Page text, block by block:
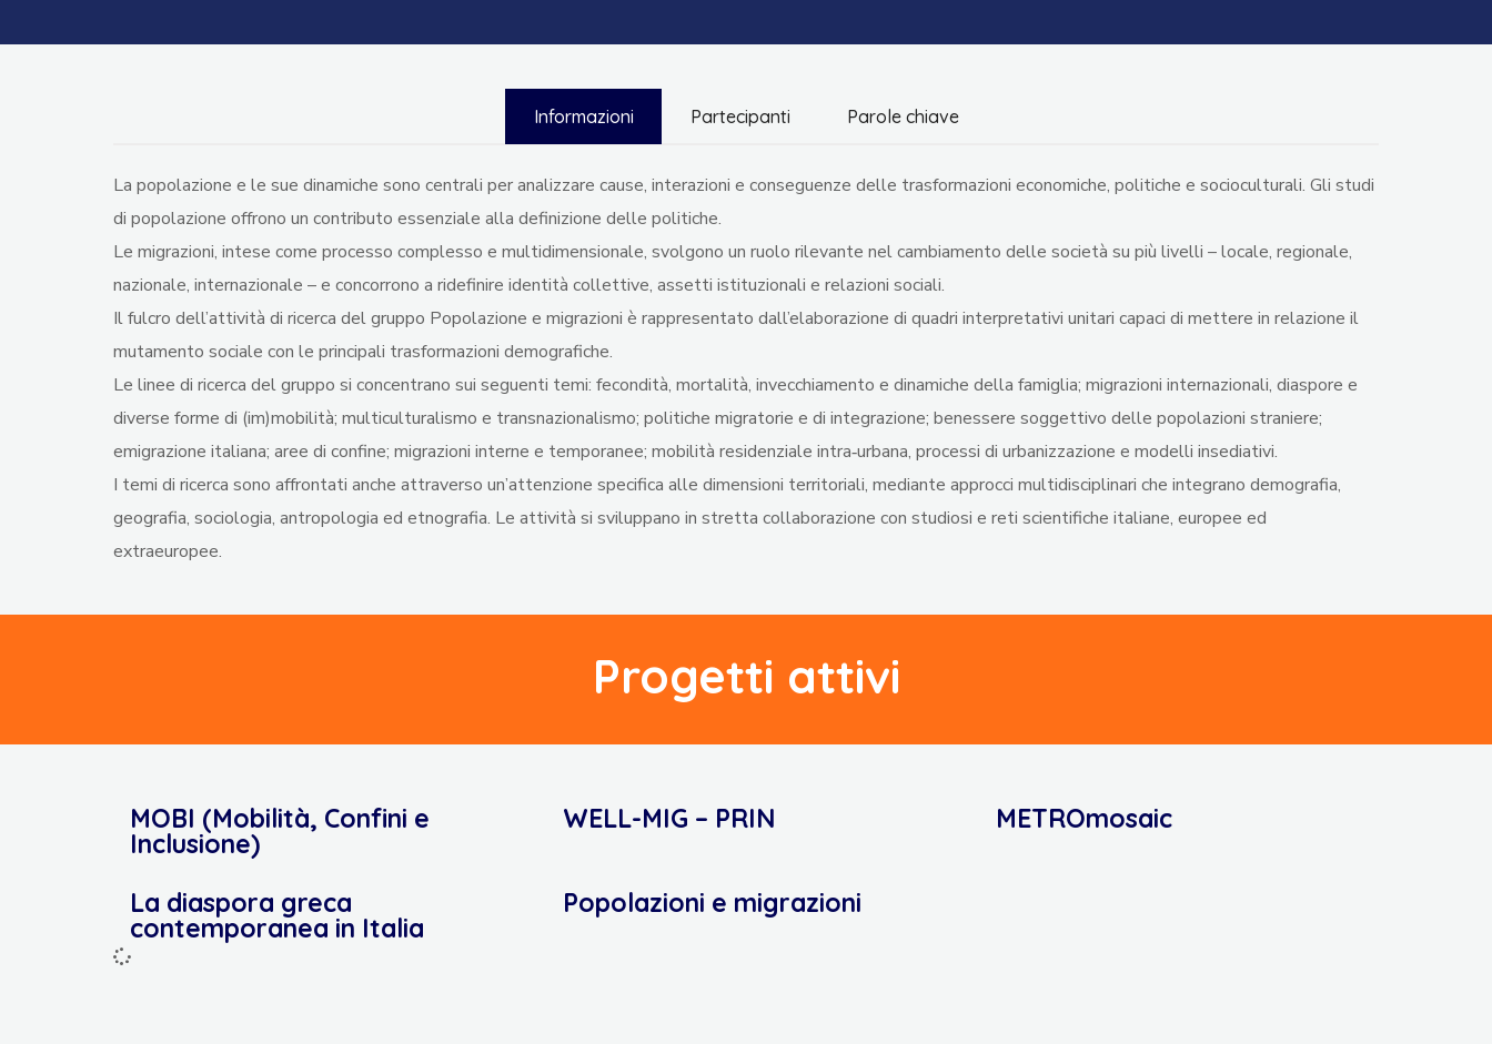
Informazioni Partecipanti Parole chiave
La popolazione e le sue dinamiche sono centrali per analizzare cause, interazioni e conseguenze delle trasformazioni economiche, politiche e socioculturali. Gli studi
di popolazione offrono un contributo essenziale alla definizione delle politiche.
Le migrazioni, intese come processo complesso e multidimensionale, svolgono un ruolo rilevante nel cambiamento delle società su più livelli – locale, regionale,
nazionale, internazionale – e concorrono a ridefinire identità collettive, assetti istituzionali e relazioni sociali.
Il fulcro dell’attività di ricerca del gruppo Popolazione e migrazioni è rappresentato dall’elaborazione di quadri interpretativi unitari capaci di mettere in relazione il
mutamento sociale con le principali trasformazioni demografiche.
Le linee di ricerca del gruppo si concentrano sui seguenti temi: fecondità, mortalità, invecchiamento e dinamiche della famiglia; migrazioni internazionali, diaspore e
diverse forme di (im)mobilità; multiculturalismo e transnazionalismo; politiche migratorie e di integrazione; benessere soggettivo delle popolazioni straniere;
emigrazione italiana; aree di confine; migrazioni interne e temporanee; mobilità residenziale intra‑urbana, processi di urbanizzazione e modelli insediativi.
I temi di ricerca sono affrontati anche attraverso un’attenzione specifica alle dimensioni territoriali, mediante approcci multidisciplinari che integrano demografia,
geografia, sociologia, antropologia ed etnografia. Le attività si sviluppano in stretta collaborazione con studiosi e reti scientifiche italiane, europee ed
extraeuropee.
Progetti attivi
MOBI (Mobilità, Confini e
Inclusione)
WELL-MIG – PRIN METROmosaic
La diaspora greca
contemporanea in Italia
Popolazioni e migrazioni